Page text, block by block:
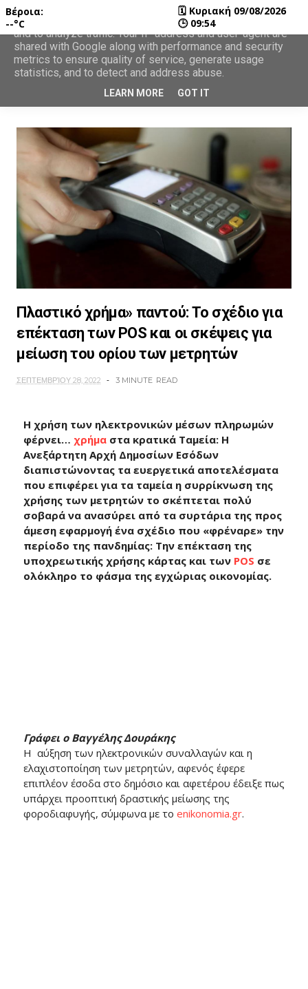
Πλαστικό χρήμα» παντού: Το σχέδιο για
επέκταση των POS και οι σκέψεις για
μείωση του ορίου των μετρητών
ΣΕΠΤΕΜΒΡΊΟΥ 28, 2022 3 MINUTE READ
Η χρήση των ηλεκτρονικών μέσων πληρωμών
φέρνει… χρήμαστα κρατικά Ταμεία: Η
Ανεξάρτητη Αρχή Δημοσίων Εσόδων
διαπιστώνοντας τα ευεργετικά αποτελέσματα
που επιφέρει για τα ταμεία η συρρίκνωση της
χρήσης των μετρητών το σκέπτεται πολύ
σοβαρά να ανασύρει από τα συρτάρια της προς
άμεση εφαρμογή ένα σχέδιο που «φρέναρε» την
περίοδο της πανδημίας: Την επέκταση της
υποχρεωτικής χρήσης κάρτας και των POS σε
ολόκληρο το φάσμα της εγχώριας οικονομίας.
Γράφει ο Βαγγέλης Δουράκης
Η αύξηση των ηλεκτρονικών συναλλαγών και η
ελαχιστοποίηση των μετρητών, αφενός έφερε
επιπλέον έσοδα στο δημόσιο και αφετέρου έδειξε πως
υπάρχει προοπτική δραστικής μείωσης της
φοροδιαφυγής, σύμφωνα με το enikonomia.gr.
Βέροια:
--°C
🗓 Κυριακή 09/08/2026
🕒 09:54
This site uses cookies from Google to deliver its services
and to analyze traffic. Your IP address and user-agent are
shared with Google along with performance and security
metrics to ensure quality of service, generate usage
statistics, and to detect and address abuse.
LEARN MORE GOT IT